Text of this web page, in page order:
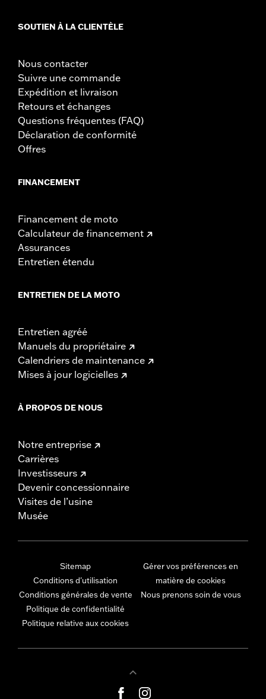
SOUTIEN À LA CLIENTÈLE
Nous contacter
Suivre une commande
Expédition et livraison
Retours et échanges
Questions fréquentes (FAQ)
Déclaration de conformité
Offres
FINANCEMENT
Financement de moto
Calculateur de financement
Assurances
Entretien étendu
ENTRETIEN DE LA MOTO
Entretien agréé
Manuels du propriétaire
Calendriers de maintenance
Mises à jour logicielles
À PROPOS DE NOUS
Notre entreprise
Carrières
Investisseurs
Devenir concessionnaire
Visites de l’usine
Musée
Sitemap
Conditions d'utilisation
Conditions générales de vente
Politique de confidentialité
Politique relative aux cookies
Gérer vos préférences en
matière de cookies
Nous prenons soin de vous